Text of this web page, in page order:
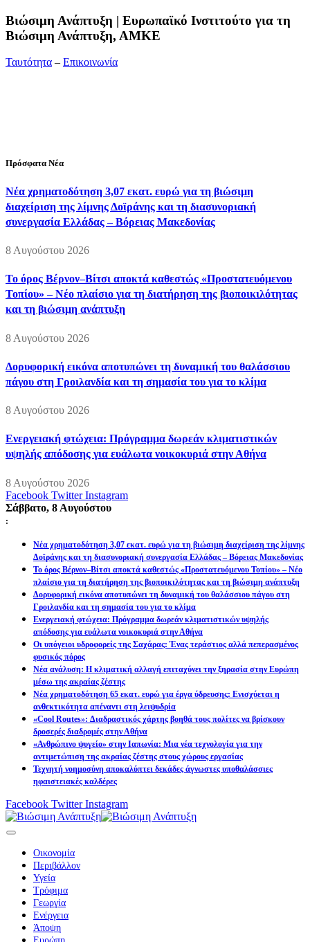
Bιώσιμη Ανάπτυξη | Ευρωπαϊκό Ινστιτούτο για τη
Βιώσιμη Ανάπτυξη, ΑΜΚΕ
Ταυτότητα – Επικοινωνία
Πρόσφατα Νέα
Νέα χρηματοδότηση 3,07 εκατ. ευρώ για τη βιώσιμη
διαχείριση της λίμνης Δοϊράνης και τη διασυνοριακή
συνεργασία Ελλάδας – Βόρειας Μακεδονίας
8 Αυγούστου 2026
Το όρος Βέρνον–Βίτσι αποκτά καθεστώς «Προστατευόμενου
Τοπίου» – Νέο πλαίσιο για τη διατήρηση της βιοποικιλότητας
και τη βιώσιμη ανάπτυξη
8 Αυγούστου 2026
Δορυφορική εικόνα αποτυπώνει τη δυναμική του θαλάσσιου
πάγου στη Γροιλανδία και τη σημασία του για το κλίμα
8 Αυγούστου 2026
Ενεργειακή φτώχεια: Πρόγραμμα δωρεάν κλιματιστικών
υψηλής απόδοσης για ευάλωτα νοικοκυριά στην Αθήνα
8 Αυγούστου 2026
Facebook Twitter Instagram
Σάββατο, 8 Αυγούστου
:
Νέα χρηματοδότηση 3,07 εκατ. ευρώ για τη βιώσιμη διαχείριση της λίμνης
Δοϊράνης και τη διασυνοριακή συνεργασία Ελλάδας – Βόρειας Μακεδονίας
Το όρος Βέρνον–Βίτσι αποκτά καθεστώς «Προστατευόμενου Τοπίου» – Νέο
πλαίσιο για τη διατήρηση της βιοποικιλότητας και τη βιώσιμη ανάπτυξη
Δορυφορική εικόνα αποτυπώνει τη δυναμική του θαλάσσιου πάγου στη
Γροιλανδία και τη σημασία του για το κλίμα
Ενεργειακή φτώχεια: Πρόγραμμα δωρεάν κλιματιστικών υψηλής
απόδοσης για ευάλωτα νοικοκυριά στην Αθήνα
Οι υπόγειοι υδροφορείς της Σαχάρας: Ένας τεράστιος αλλά πεπερασμένος
φυσικός πόρος
Νέα ανάλυση: Η κλιματική αλλαγή επιταχύνει την ξηρασία στην Ευρώπη
μέσω της ακραίας ζέστης
Νέα χρηματοδότηση 65 εκατ. ευρώ για έργα ύδρευσης: Ενισχύεται η
ανθεκτικότητα απέναντι στη λειψυδρία
«Cool Routes»: Διαδραστικός χάρτης βοηθά τους πολίτες να βρίσκουν
δροσερές διαδρομές στην Αθήνα
«Ανθρώπινο ψυγείο» στην Ιαπωνία: Μια νέα τεχνολογία για την
αντιμετώπιση της ακραίας ζέστης στους χώρους εργασίας
Τεχνητή νοημοσύνη αποκαλύπτει δεκάδες άγνωστες υποθαλάσσιες
ηφαιστειακές καλδέρες
Facebook Twitter Instagram
Οικονομία
Περιβάλλον
Υγεία
Τρόφιμα
Γεωργία
Ενέργεια
Άποψη